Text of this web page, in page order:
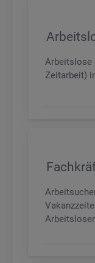
Arbeitslose
Zeitarbeit)